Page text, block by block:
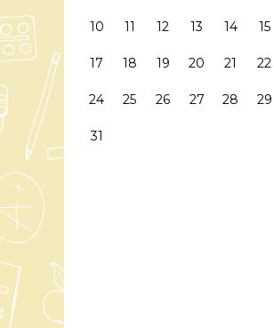
10 11 12 13 14 15
17 18 19 20 21 22
24 25 26 27 28 29
31